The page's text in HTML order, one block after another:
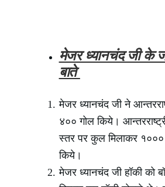
मेजर ध्यानचंद जी के
बाते
मेजर ध्यानचंद जी ने
४०० गोल किये।
स्तर पर कुल मिलाकर १०००
किये।
मेजर ध्यानचंद जी हॉकी को